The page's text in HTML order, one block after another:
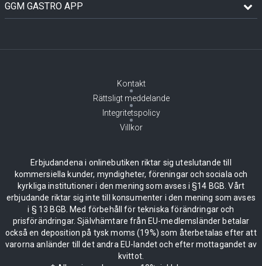
GGM GASTRO APP
Kontakt
Rättsligt meddelande
Integritetspolicy
Villkor
Erbjudandena i onlinebutiken riktar sig uteslutande till
kommersiella kunder, myndigheter, föreningar och sociala och
kyrkliga institutioner i den mening som avses i §14 BGB. Vårt
erbjudande riktar sig inte till konsumenter i den mening som avses
i § 13 BGB. Med förbehåll för tekniska förändringar och
prisförändringar. Självhämtare från EU-medlemsländer betalar
också en deposition på tysk moms (19%) som återbetalas efter att
varorna anländer till det andra EU-landet och efter mottagandet av
kvittot.